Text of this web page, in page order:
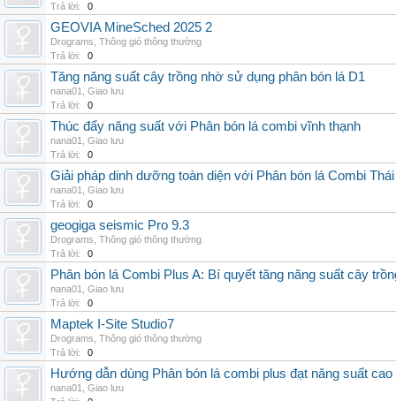
Trả lời:
0
GEOVIA MineSched 2025 2
Drograms Thông gió thông thường
Trả lời:
0
Tăng năng suất cây trồng nhờ sử dụng phân bón lá D1
nana01
Giao lưu
Trả lời:
0
Thúc đẩy năng suất với Phân bón lá combi vĩnh thạnh
nana01
Giao lưu
Trả lời:
0
Giải pháp dinh dưỡng toàn diện với Phân bón lá Combi Thái
nana01
Giao lưu
Trả lời:
0
geogiga seismic Pro 9.3
Drograms Thông gió thông thường
Trả lời:
0
Phân bón lá Combi Plus A: Bí quyết tăng năng suất cây
nana01
Giao lưu
Trả lời:
0
Maptek I-Site Studio7
Drograms Thông gió thông thường
Trả lời:
0
Hướng dẫn dùng Phân bón lá combi plus đạt năng suất cao
nana01
Giao lưu